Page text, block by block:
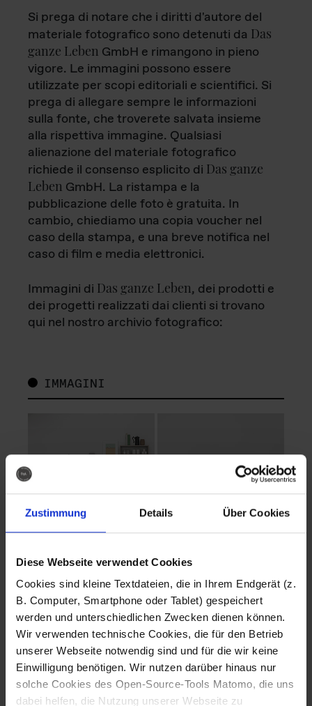
Zustimmung Details Über Cookies
Diese Webseite verwendet Cookies
Cookies sind kleine Textdateien, die in Ihrem Endgerät (z.
B. Computer, Smartphone oder Tablet) gespeichert
werden und unterschiedlichen Zwecken dienen können.
Wir verwenden technische Cookies, die für den Betrieb
unserer Webseite notwendig sind und für die wir keine
Einwilligung benötigen. Wir nutzen darüber hinaus nur
solche Cookies des Open-Source-Tools Matomo, die uns
dabei helfen, die Nutzung unserer Webseite zu
Si prega di notare che i diritti d'autore del
materiale fotografico sono detenuti da Das
ganze Leben GmbH e rimangono in pieno
vigore. Le immagini possono essere
utilizzate per scopi editoriali e scientifici. Si
prega di allegare sempre le informazioni
sulla fonte, che troverete salvata insieme
alla rispettiva immagine. Qualsiasi
alienazione del materiale fotografico
richiede il consenso esplicito di Das ganze
Leben GmbH. La ristampa e la
pubblicazione delle foto è gratuita. In
cambio, chiediamo una copia voucher nel
caso della stampa, e una breve notifica nel
caso di film e media elettronici.
Immagini di Das ganze Leben, dei prodotti e
dei progetti realizzati dai clienti si trovano
qui nel nostro archivio fotografico:
IMMAGINI
Fotografo: Lorenz
Sternbach
Download
Fotografo: Lorenz
Sternbach
Download